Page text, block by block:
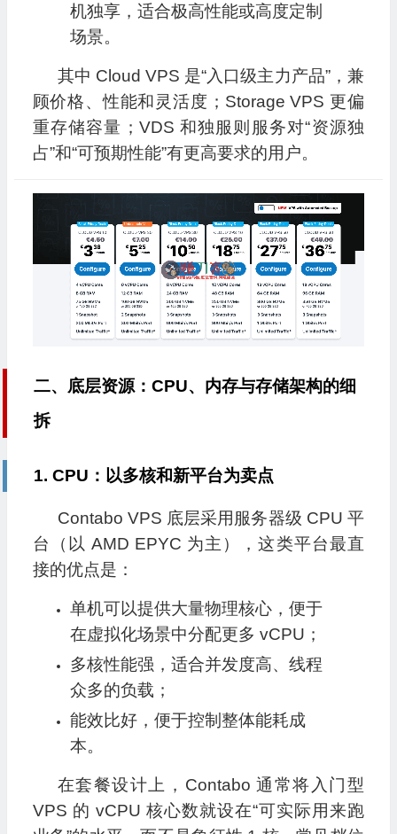
机独享，适合极高性能或高度定制
场景。
其中 Cloud VPS 是“入口级主力产品”，兼
顾价格、性能和灵活度；Storage VPS 更偏
重存储容量；VDS 和独服则服务对“资源独
占”和“可预期性能”有更高要求的用户。
二、底层资源：CPU、内存与存储架构的细
拆
1. CPU：以多核和新平台为卖点
Contabo VPS 底层采用服务器级 CPU 平
台（以 AMD EPYC 为主），这类平台最直
接的优点是：
单机可以提供大量物理核心，便于
在虚拟化场景中分配更多 vCPU；
多核性能强，适合并发度高、线程
众多的负载；
能效比好，便于控制整体能耗成
本。
在套餐设计上，Contabo 通常将入门型
VPS 的 vCPU 核心数就设在“可实际用来跑